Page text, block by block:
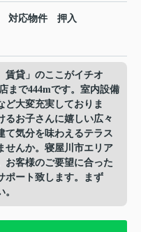
対応物件 押入
賃貸」のここがイチオ
まで444mです。室内設備
ど大変充実しておりま
るお子さんに嬉しい広々
て気分を味わえるテラス
せんか。寝屋川市エリア
お客様のご要望に合った
ポート致します。まず